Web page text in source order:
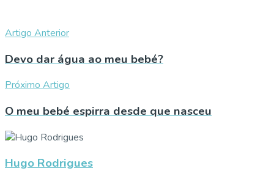
Artigo Anterior
Devo dar água ao meu bebé?
Próximo Artigo
O meu bebé espirra desde que nasceu
Hugo Rodrigues